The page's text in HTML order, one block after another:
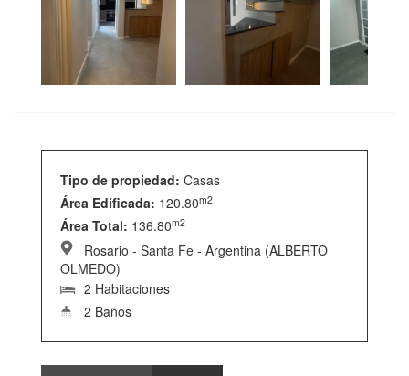
Tipo de propiedad: Casas
Área Edificada: 120.80m2
Área Total: 136.80m2
Rosario - Santa Fe - Argentina (ALBERTO
OLMEDO)
2 Habitaciones
2 Baños